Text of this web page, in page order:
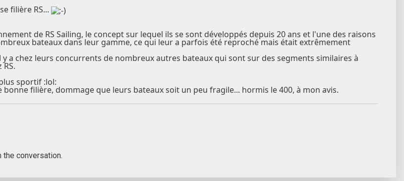
filière RS...
de RS Sailing, le concept sur lequel ils se sont développés depuis 20 ans et l'une des raisons
bateaux dans leur gamme, ce qui leur a parfois été reproché mais était extrêmement
y a chez leurs concurrents de nombreux autres bateaux qui sont sur des segments similaires à
sportif :lol:
bonne filière, dommage que leurs bateaux soit un peu fragile... hormis le 400, à mon avis.
conversation.